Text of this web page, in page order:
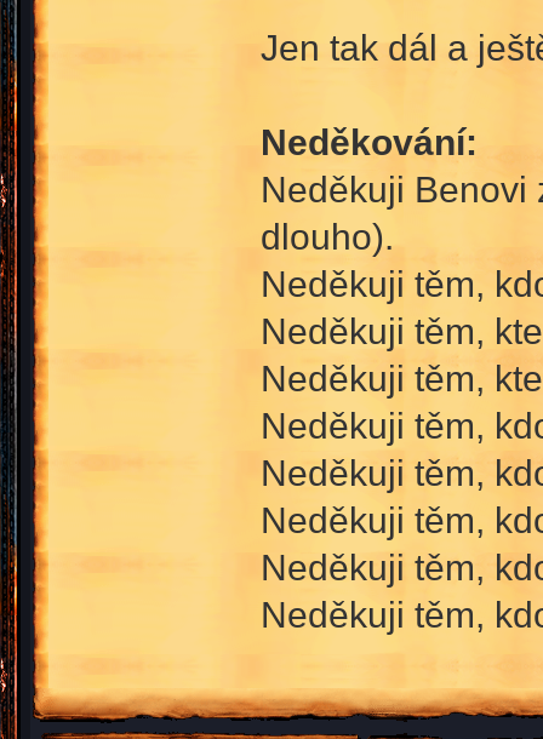
Jen tak dál a
Neděkování:
Neděkuji Benovi
dlouho).
Neděkuji těm,
Neděkuji těm,
Neděkuji těm,
Neděkuji těm,
Neděkuji těm,
Neděkuji těm,
Neděkuji těm,
Neděkuji těm,